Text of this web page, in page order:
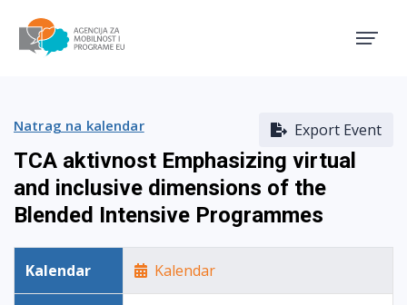
Export Event
Natrag na kalendar
TCA aktivnost Emphasizing virtual
and inclusive dimensions of the
Blended Intensive Programmes
Kalendar Kalendar